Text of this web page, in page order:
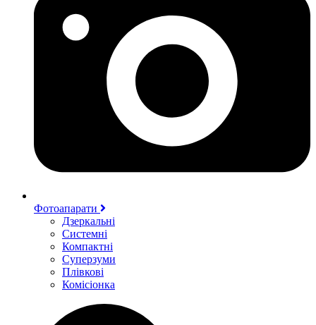
Фотоапарати
Дзеркальні
Системні
Компактні
Суперзуми
Плівкові
Комісіонка